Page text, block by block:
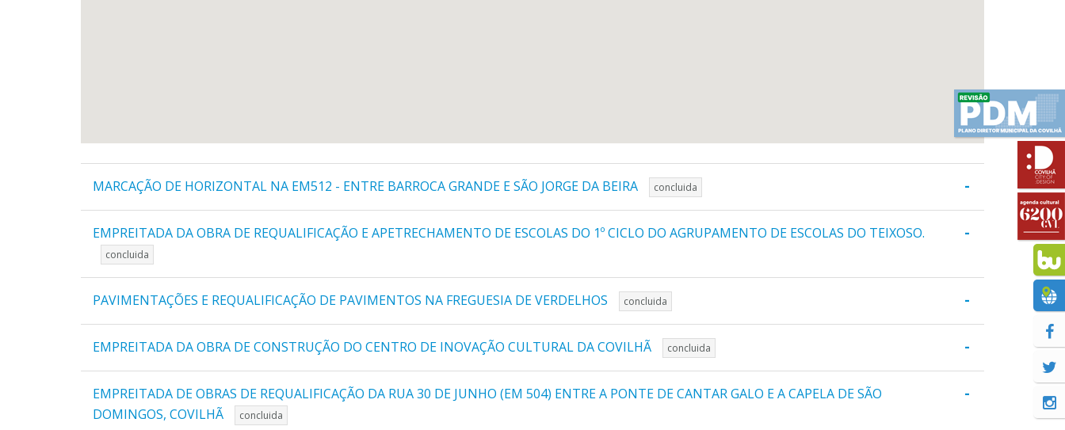
-
MARCAÇÃO DE HORIZONTAL NA EM512 - ENTRE BARROCA GRANDE E SÃO JORGE DA BEIRA concluida
-
EMPREITADA DA OBRA DE REQUALIFICAÇÃO E APETRECHAMENTO DE ESCOLAS DO 1º CICLO DO AGRUPAMENTO DE ESCOLAS DO TEIXOSO.
concluida
-
PAVIMENTAÇÕES E REQUALIFICAÇÃO DE PAVIMENTOS NA FREGUESIA DE VERDELHOS concluida
-
EMPREITADA DA OBRA DE CONSTRUÇÃO DO CENTRO DE INOVAÇÃO CULTURAL DA COVILHÃ concluida
-
EMPREITADA DE OBRAS DE REQUALIFICAÇÃO DA RUA 30 DE JUNHO (EM 504) ENTRE A PONTE DE CANTAR GALO E A CAPELA DE SÃO
DOMINGOS, COVILHÃ
concluida